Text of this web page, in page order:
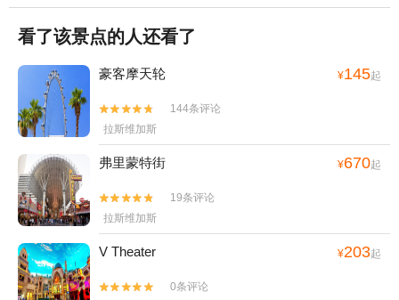
看了该景点的人还看了
豪客摩天轮 ¥145起


144条评论
拉斯维加斯
弗里蒙特街 ¥670起


19条评论
拉斯维加斯
V Theater ¥203起


0条评论